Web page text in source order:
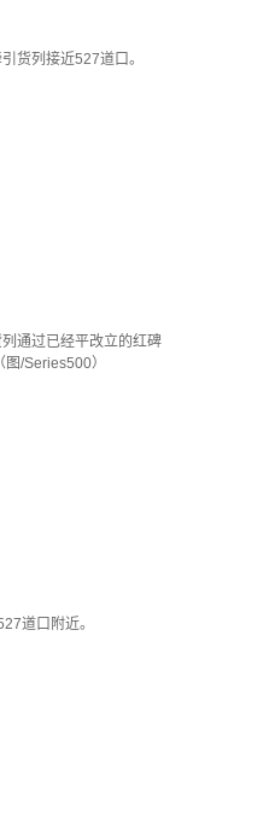
货列接近527道口。
通过已经平改立的红碑
/Series500）
道口附近。